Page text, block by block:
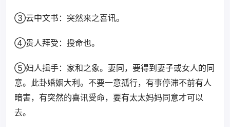
③云中文书：突然来之喜讯。
④贵人拜受：授命也。
⑤妇人揖手：家和之象。妻同，要得到妻子或女人的同
意。此卦婚姻大利。不要一意孤行，有事停滞不前有人
暗害，有突然的喜讯受命，要有太太妈妈同意才可以
去。